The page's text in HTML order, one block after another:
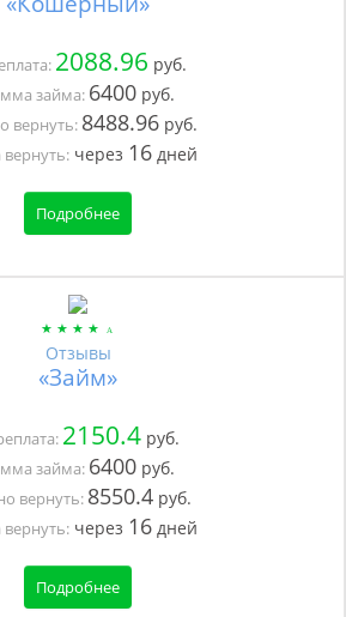
2088.96 руб.
займа: 6400руб.
вернуть: 8488.96 руб.
вернуть: через 16 дней
Подробнее
Отзывы
«Займ»
2150.4 руб.
займа: 6400руб.
вернуть: 8550.4 руб.
вернуть: через 16 дней
Подробнее